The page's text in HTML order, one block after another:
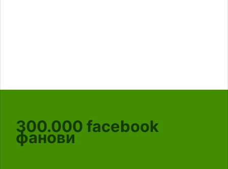
300.000 facebook
фанови